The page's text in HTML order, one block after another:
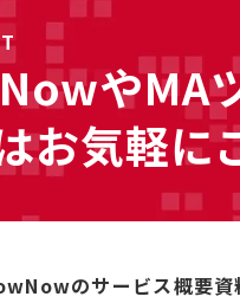
やMA
お気軽に
のサービス概要資